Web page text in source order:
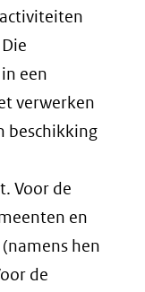
een
verwerken
beschikking
Voor de
en
hen
de